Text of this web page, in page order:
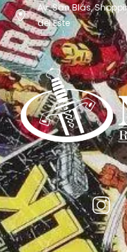
Av. San Blás,
del Este